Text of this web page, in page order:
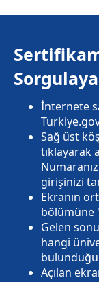
İnternete
Sağ üst
tıklayarak
girişinizi
Ekranın
bölümüne
Gelen
hangi
bulunduğu
Açılan